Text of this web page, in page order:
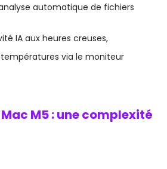
automatique de fichiers
IA aux heures creuses,
températures via le moniteur
M5 : une complexité